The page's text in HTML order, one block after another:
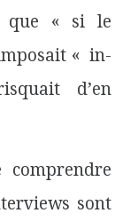
que « si le
« in-
d’en
sont